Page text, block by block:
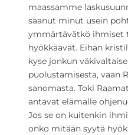
maassamme
saanut minut usein
ymmärtävätkö ihmiset
hyökkäävät. Eihän
kyse jonkun
puolustamisesta, vaan
sanomasta. Toki
antavat elämälle
Jos se on kuitenkin
onko mitään syytä